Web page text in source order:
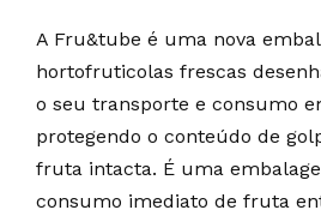
A Fru&tube é uma nova
hortofruticolas frescas
o seu transporte e consumo
protegendo o conteúdo de
fruta intacta. É uma
consumo imediato de fruta